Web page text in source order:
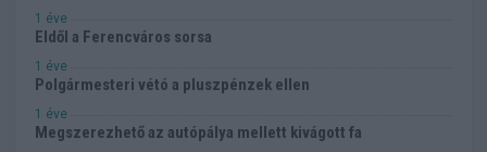
1 éve
Eldől a Ferencváros sorsa
1 éve
Polgármesteri vétó a pluszpénzek ellen
1 éve
Megszerezhető az autópálya mellett kivágott fa